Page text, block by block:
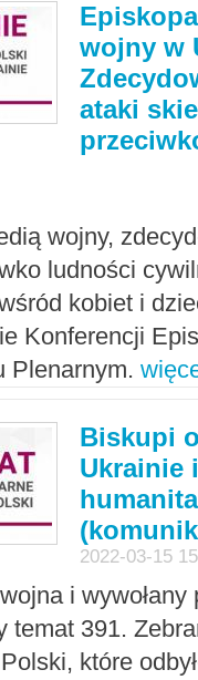
wojny w
ataki
wojny,
ludności
kobiet i
Konferencji
Plenarnym.
Biskupi
Ukrainie
2022-03-15
i
temat 391.
które